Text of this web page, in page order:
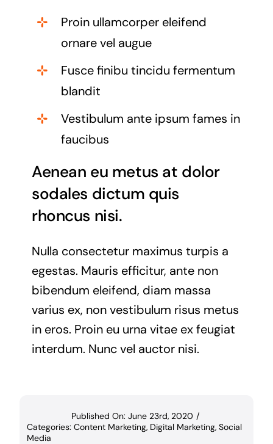
Proin ullamcorper eleifend
ornare vel augue
Fusce finibu tincidu fermentum
blandit
Vestibulum ante ipsum fames in
faucibus
Aenean eu metus at dolor
sodales dictum quis
rhoncus nisi.
Nulla consectetur maximus turpis a
egestas. Mauris efficitur, ante non
bibendum eleifend, diam massa
varius ex, non vestibulum risus metus
in eros. Proin eu urna vitae ex feugiat
interdum. Nunc vel auctor nisi.
Published On: June 23rd, 2020 /
Categories: Content Marketing, Digital Marketing, Social
Media